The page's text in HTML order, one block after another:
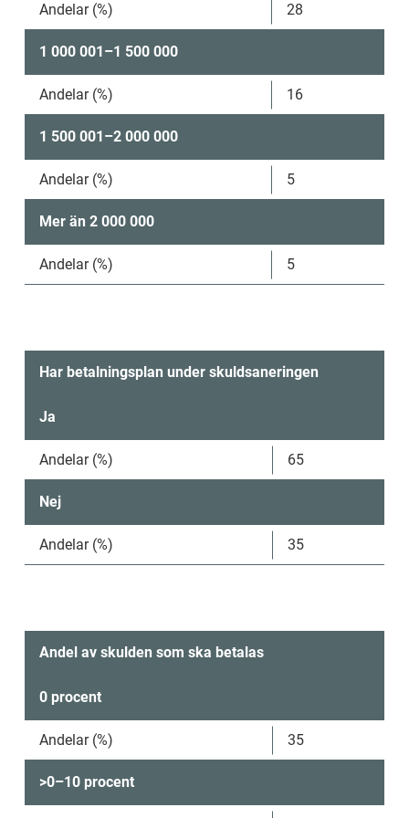
Andelar (%) 28
1 000 001–1 500 000
Andelar (%) 16
1 500 001–2 000 000
Andelar (%) 5
Mer än 2 000 000
Andelar (%) 5
Har betalningsplan under skuldsaneringen
Ja
Andelar (%) 65
Nej
Andelar (%) 35
Andel av skulden som ska betalas
0 procent
Andelar (%) 35
>0–10 procent